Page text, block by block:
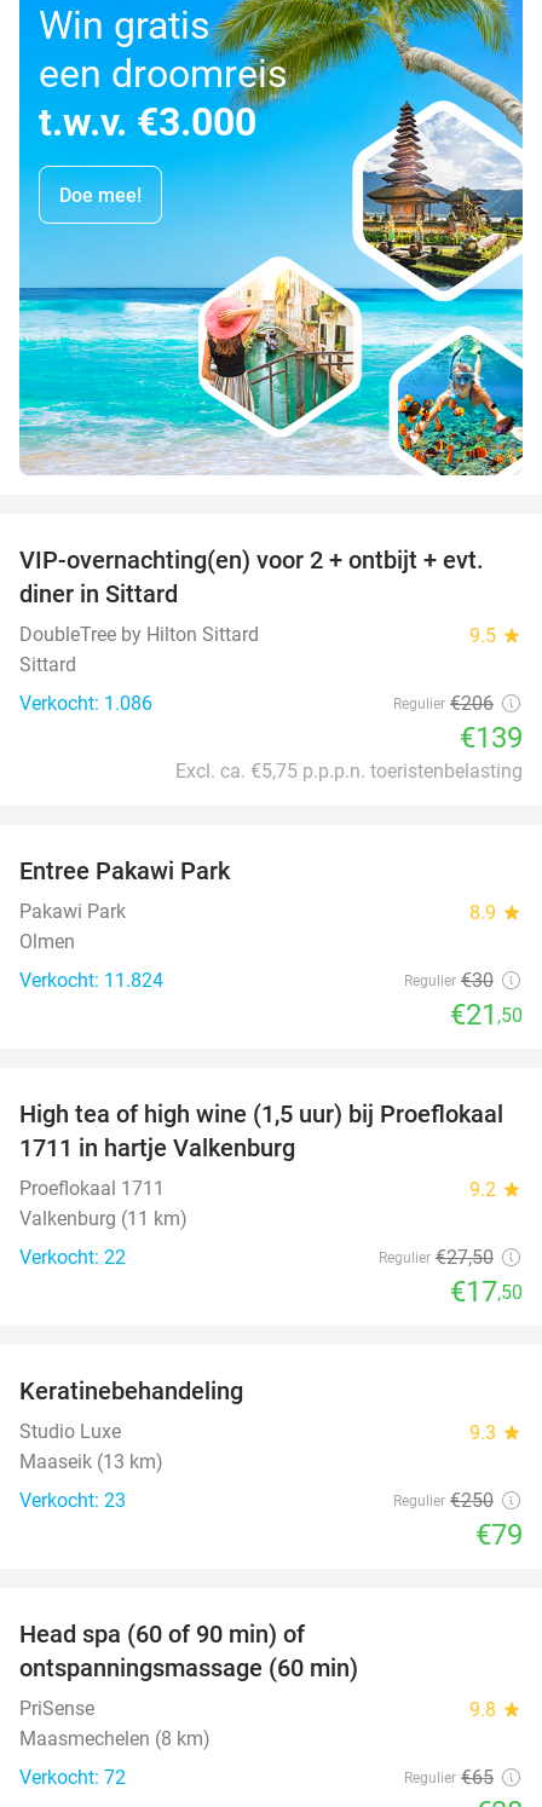
Win gratis
een droomreis
t.w.v. €3.000
Doe mee!
33%
VIP-overnachting(en) voor 2 + ontbijt + evt.
diner in Sittard
DoubleTree by Hilton Sittard 9.5 star
Sittard
Verkocht: 1.086
Regulier €206
€139
Excl. ca. €5,75 p.p.p.n. toeristenbelasting
Entree Pakawi Park
Pakawi Park 8.9 star
Olmen
Verkocht: 11.824
Regulier €30
€21 ,50
36%
High tea of high wine (1,5 uur) bij Proeflokaal
1711 in hartje Valkenburg
Proeflokaal 1711 9.2 star
Valkenburg (11 km)
Verkocht: 22
Regulier €27,50
€17,50
Keratinebehandeling
Studio Luxe 9.3 star
Maaseik (13 km)
Verkocht: 23
Regulier €250
€79
Head spa (60 of 90 min) of
ontspanningsmassage (60 min)
PriSense 9.8 star
Maasmechelen (8 km)
Verkocht: 72
Regulier €65